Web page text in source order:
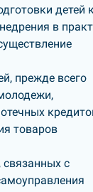
детей
в
прежде всего
товаров
связанных с